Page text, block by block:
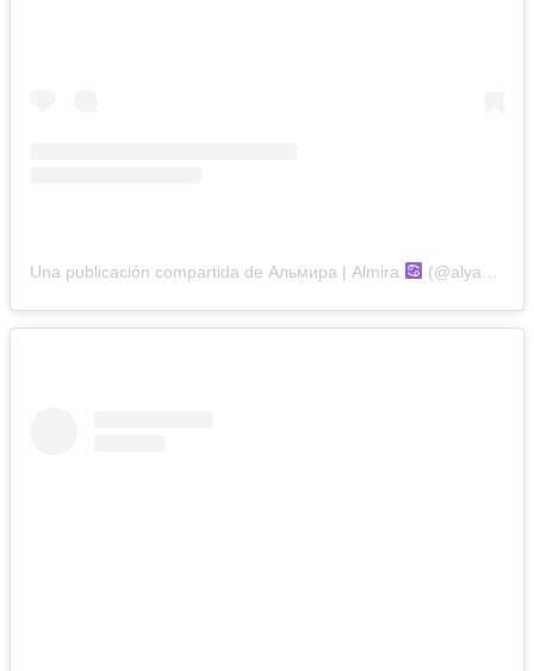
Una publicación compartida de Альмира | Almira (@alyasskat)